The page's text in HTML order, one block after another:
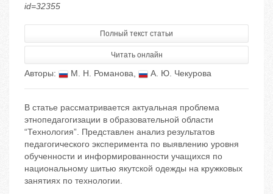
id=32355
Полный текст статьи
Читать онлайн
Авторы: М. Н. Романова, А. Ю. Чекурова
В статье рассматривается актуальная проблема
этнопедагогизации в образовательной области
“Технология”. Представлен анализ результатов
педагогического эксперимента по выявлению уровня
обученности и информированности учащихся по
национальному шитью якутской одежды на кружковых
занятиях по технологии.